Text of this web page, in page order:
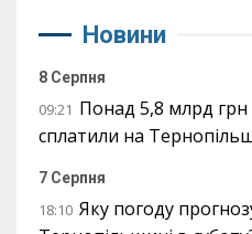
Новини
8 Серпня
09:21 Понад 5,8 млрд грн
сплатили на
7 Серпня
18:10 Яку погоду